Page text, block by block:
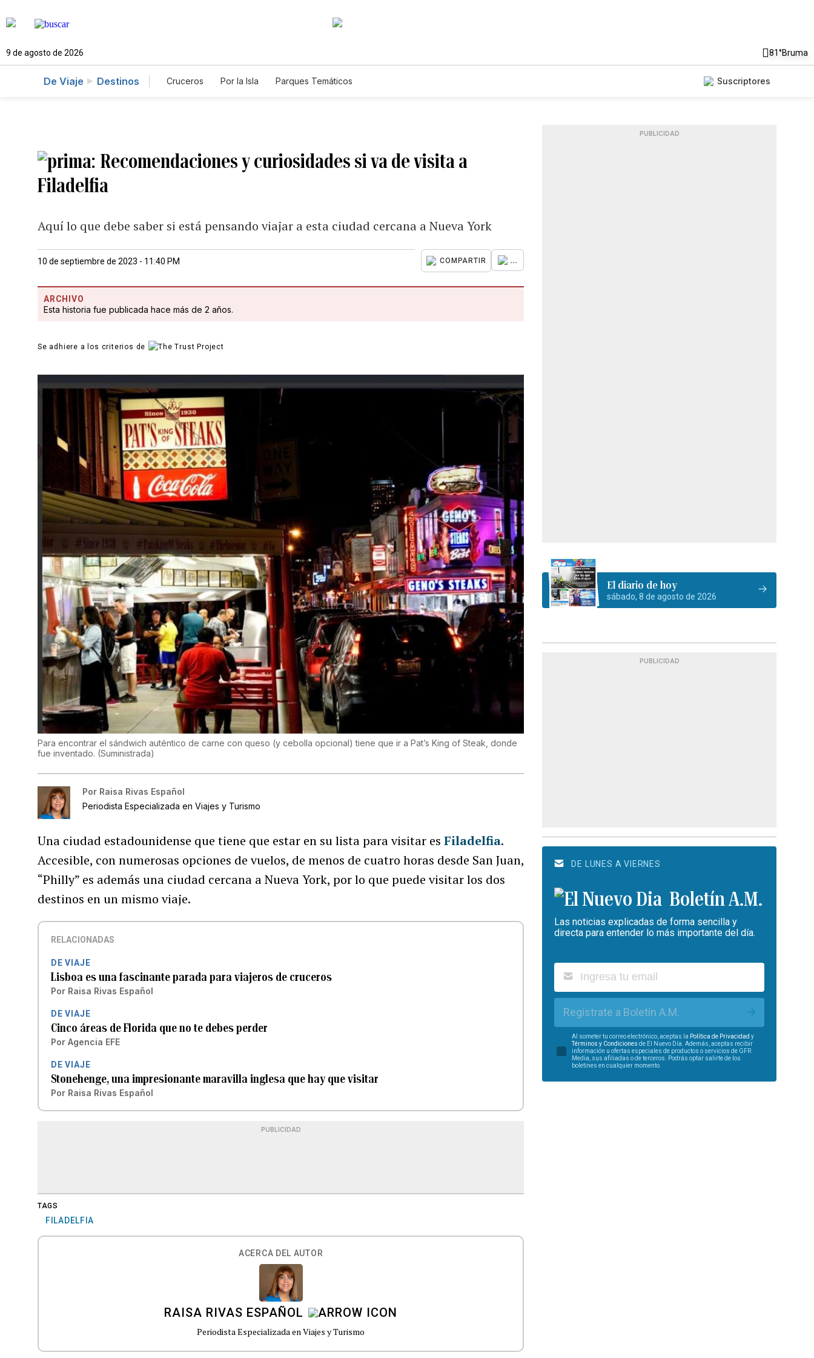
9 de agosto de 2026 81°Bruma
De Viaje Destinos Cruceros Por la Isla Parques Temáticos Suscriptores
Recomendaciones y curiosidades si va de visita a
Filadelfia
Aquí lo que debe saber si está pensando viajar a esta ciudad cercana a Nueva York
10 de septiembre de 2023 - 11:40 PM COMPARTIR ...
ARCHIVO
Esta historia fue publicada hace más de 2 años.
Se adhiere a los criterios de
Para encontrar el sándwich auténtico de carne con queso (y cebolla opcional) tiene que ir a Pat’s King of Steak, donde
fue inventado. (Suministrada)
Por Raisa Rivas Español
Periodista Especializada en Viajes y Turismo
Una ciudad estadounidense que tiene que estar en su lista para visitar esFiladelfia.
Accesible, con numerosas opciones de vuelos, de menos de cuatro horas desde San Juan,
“Philly” es además una ciudad cercana a Nueva York, por lo que puede visitar los dos
destinos en un mismo viaje.
RELACIONADAS
DE VIAJE
Lisboa es una fascinante parada para viajeros de cruceros
Por Raisa Rivas Español
DE VIAJE
Cinco áreas de Florida que no te debes perder
Por Agencia EFE
DE VIAJE
Stonehenge, una impresionante maravilla inglesa que hay que visitar
Por Raisa Rivas Español
PUBLICIDAD
TAGS
FILADELFIA
ACERCA DEL AUTOR
RAISA RIVAS ESPAÑOL
Periodista Especializada en Viajes y Turismo
PUBLICIDAD
El diario de hoy
sábado, 8 de agosto de 2026
PUBLICIDAD
DE LUNES A VIERNES
Boletín A.M.
Las noticias explicadas de forma sencilla y
directa para entender lo más importante del día.
Regístrate a Boletín A.M.
Al someter tu correo electrónico, aceptas la Política de Privacidad y
Términos y Condiciones de El Nuevo Día. Además, aceptas recibir
información u ofertas especiales de productos o servicios de GFR
Media, sus afiliadas o de terceros. Podrás optar salirte de los
boletines en cualquier momento.